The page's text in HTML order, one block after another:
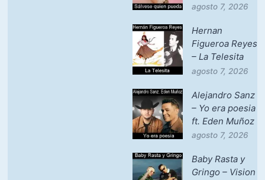
agosto 7, 2026
Hernan
Figueroa Reyes
– La Telesita
agosto 7, 2026
Alejandro Sanz
– Yo era poesia
ft. Eden Muñoz
agosto 7, 2026
Baby Rasta y
Gringo – Vision